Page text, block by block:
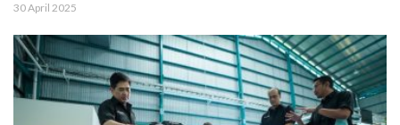
30 April 2025